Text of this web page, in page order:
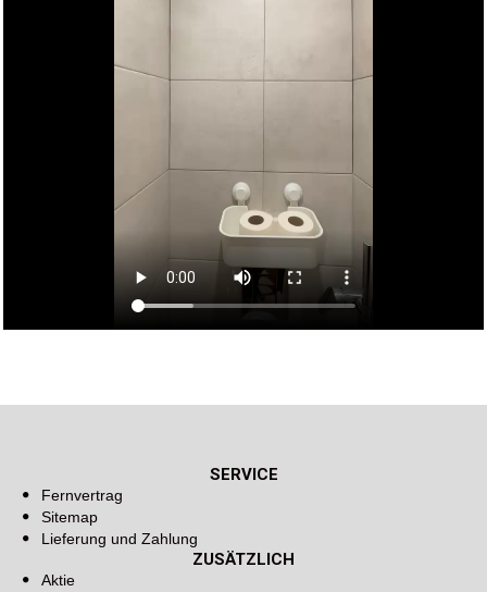
SERVICE
Fernvertrag
Sitemap
Lieferung und Zahlung
ZUSÄTZLICH
Aktie